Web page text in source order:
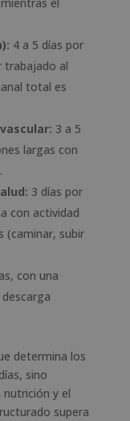
el
4 a 5 días por
trabajado al
total es
3 a 5
largas con
3 días por
con actividad
(caminar, subir
con una
determina los
sino
nutrición y el
supera